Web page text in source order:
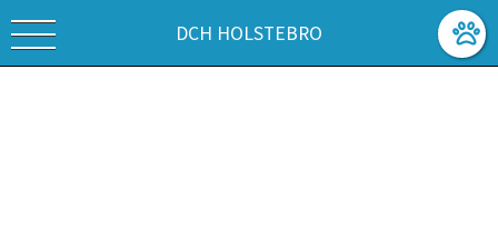
DCH HOLSTEBRO